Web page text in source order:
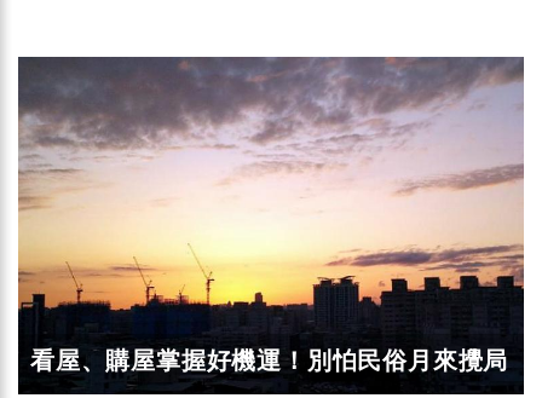
看屋、購屋掌握好機運！別怕民俗月來攪局